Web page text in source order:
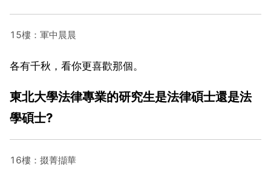
15樓：軍中晨晨
各有千秋，看你更喜歡那個。
東北大學法律專業的研究生是法律碩士還是法
學碩士?
16樓：掇菁擷華